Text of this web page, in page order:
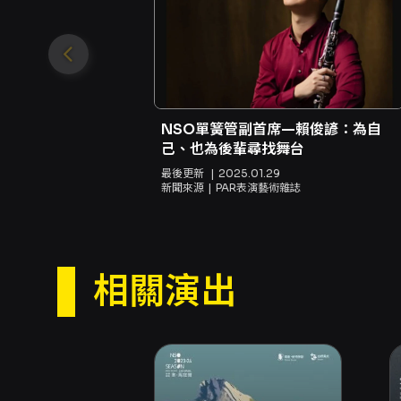
NSO單簧管副首席—賴俊諺：為自
己、也為後輩尋找舞台
最後更新
2025.01.29
新聞來源
PAR表演藝術雜誌
相關演出